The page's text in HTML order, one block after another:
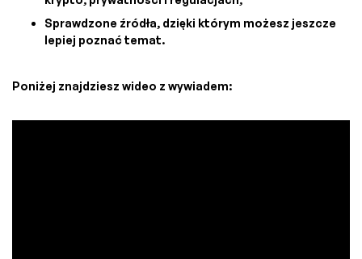
Sprawdzone źródła, dzięki którym możesz jeszcze
lepiej poznać temat.
Poniżej znajdziesz wideo z wywiadem: